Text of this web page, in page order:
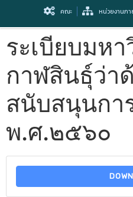
คณะ หน่วยงานภา
ระเบียบมห
กาฬสินธุ์ว่า
สนับสนุนกา
พ.ศ.๒๕๖๐